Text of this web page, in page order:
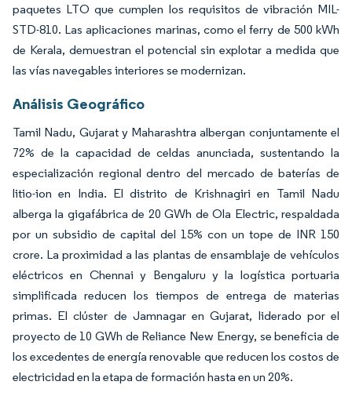
paquetes LTO que cumplen los requisitos de vibración MIL-
STD-810. Las aplicaciones marinas, como el ferry de 500 kWh
de Kerala, demuestran el potencial sin explotar a medida que
las vías navegables interiores se modernizan.
Análisis Geográfico
Tamil Nadu, Gujarat y Maharashtra albergan conjuntamente el
72% de la capacidad de celdas anunciada, sustentando la
especialización regional dentro del mercado de baterías de
litio-ion en India. El distrito de Krishnagiri en Tamil Nadu
alberga la gigafábrica de 20 GWh de Ola Electric, respaldada
por un subsidio de capital del 15% con un tope de INR 150
crore. La proximidad a las plantas de ensamblaje de vehículos
eléctricos en Chennai y Bengaluru y la logística portuaria
simplificada reducen los tiempos de entrega de materias
primas. El clúster de Jamnagar en Gujarat, liderado por el
proyecto de 10 GWh de Reliance New Energy, se beneficia de
los excedentes de energía renovable que reducen los costos de
electricidad en la etapa de formación hasta en un 20%.